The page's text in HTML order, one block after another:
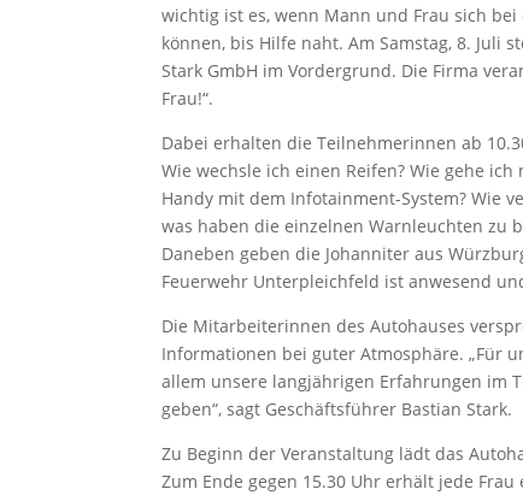
wichtig ist es, wenn Mann und Frau sich
können, bis Hilfe naht. Am Samstag, 8. Juli
Stark GmbH im Vordergrund. Die Firma
Frau!“.
Dabei erhalten die Teilnehmerinnen ab
Wie wechsle ich einen Reifen? Wie gehe
Handy mit dem Infotainment-System? Wie
was haben die einzelnen Warnleuchten zu
Daneben geben die Johanniter aus
Feuerwehr Unterpleichfeld ist anwesend
Die Mitarbeiterinnen des Autohauses
Informationen bei guter Atmosphäre. „Für
allem unsere langjährigen Erfahrungen im
geben“, sagt Geschäftsführer Bastian Stark.
Zu Beginn der Veranstaltung lädt das
Zum Ende gegen 15.30 Uhr erhält jede